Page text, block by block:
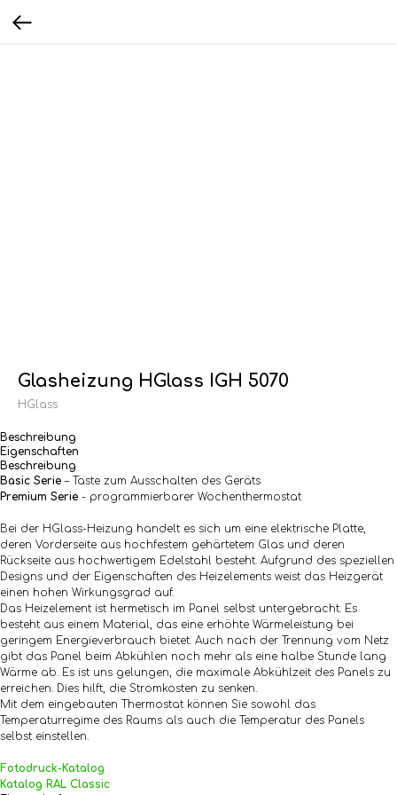
Glasheizung HGlass IGH 5070
HGlass
Beschreibung
Eigenschaften
Beschreibung
Basic Serie – Taste zum Ausschalten des Geräts
Premium Serie - programmierbarer Wochenthermostat
Bei der HGlass-Heizung handelt es sich um eine elektrische Platte,
deren Vorderseite aus hochfestem gehärtetem Glas und deren
Rückseite aus hochwertigem Edelstahl besteht. Aufgrund des speziellen
Designs und der Eigenschaften des Heizelements weist das Heizgerät
einen hohen Wirkungsgrad auf.
Das Heizelement ist hermetisch im Panel selbst untergebracht. Es
besteht aus einem Material, das eine erhöhte Wärmeleistung bei
geringem Energieverbrauch bietet. Auch nach der Trennung vom Netz
gibt das Panel beim Abkühlen noch mehr als eine halbe Stunde lang
Wärme ab. Es ist uns gelungen, die maximale Abkühlzeit des Panels zu
erreichen. Dies hilft, die Stromkosten zu senken.
Mit dem eingebauten Thermostat können Sie sowohl das
Temperaturregime des Raums als auch die Temperatur des Panels
selbst einstellen.
Fotodruck-Katalog
Katalog RAL Classic